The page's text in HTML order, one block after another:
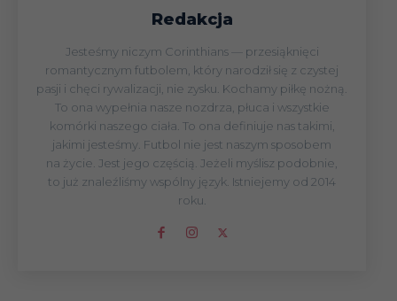
Redakcja
Jesteśmy niczym Corinthians — przesiąknięci
romantycznym futbolem, który narodził się z czystej
pasji i chęci rywalizacji, nie zysku. Kochamy piłkę nożną.
To ona wypełnia nasze nozdrza, płuca i wszystkie
komórki naszego ciała. To ona definiuje nas takimi,
jakimi jesteśmy. Futbol nie jest naszym sposobem
na życie. Jest jego częścią. Jeżeli myślisz podobnie,
to już znaleźliśmy wspólny język. Istniejemy od 2014
roku.